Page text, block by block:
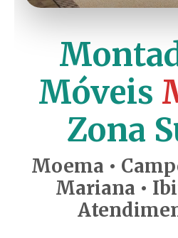
Móveis
Zona
Moema •
Mariana •